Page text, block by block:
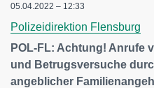
05.04.2022 – 12:33
Polizeidirektion Flensburg
POL-FL: Achtung! Anrufe
und Betrugsversuche
angeblicher